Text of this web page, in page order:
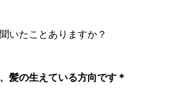
いたことありますか？
髪の生えている方向です＊